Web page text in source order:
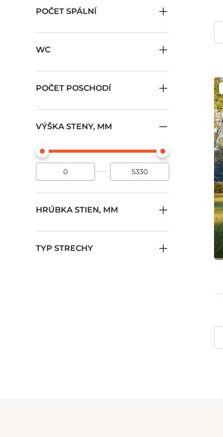
POČET SPÁLNÍ
WC
POČET POSCHODÍ
VÝŠKA STENY, MM
HRÚBKA STIEN, MM
TYP STRECHY